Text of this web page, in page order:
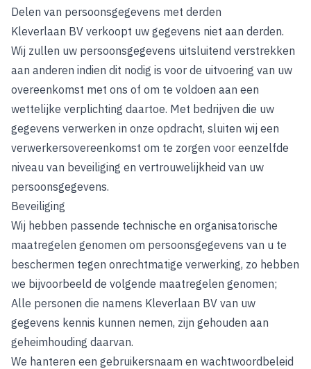
Delen van persoonsgegevens met derden
Kleverlaan BV verkoopt uw gegevens niet aan derden.
Wij zullen uw persoonsgegevens uitsluitend verstrekken
aan anderen indien dit nodig is voor de uitvoering van uw
overeenkomst met ons of om te voldoen aan een
wettelijke verplichting daartoe. Met bedrijven die uw
gegevens verwerken in onze opdracht, sluiten wij een
verwerkersovereenkomst om te zorgen voor eenzelfde
niveau van beveiliging en vertrouwelijkheid van uw
persoonsgegevens.
Beveiliging
Wij hebben passende technische en organisatorische
maatregelen genomen om persoonsgegevens van u te
beschermen tegen onrechtmatige verwerking, zo hebben
we bijvoorbeeld de volgende maatregelen genomen;
Alle personen die namens Kleverlaan BV van uw
gegevens kennis kunnen nemen, zijn gehouden aan
geheimhouding daarvan.
We hanteren een gebruikersnaam en wachtwoordbeleid